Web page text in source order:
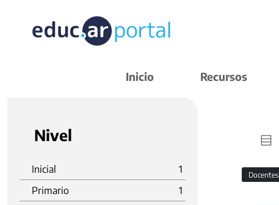
Inicio Recursos
Nivel
Inicial
1
Primario
1
Docentes